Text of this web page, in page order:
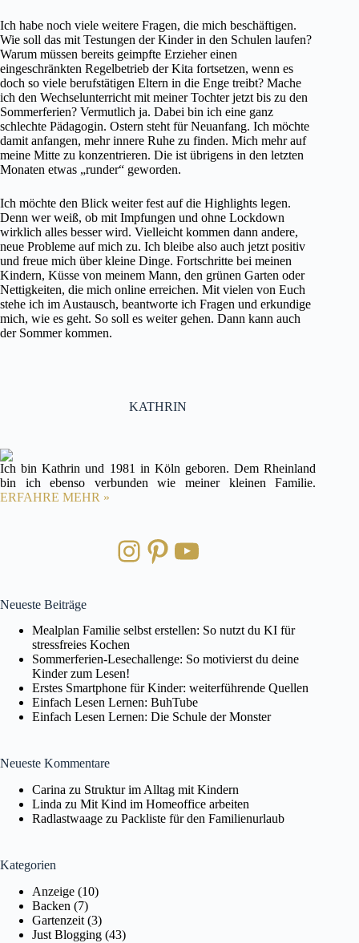
Ich habe noch viele weitere Fragen, die mich beschäftigen.
Wie soll das mit Testungen der Kinder in den Schulen laufen?
Warum müssen bereits geimpfte Erzieher einen
eingeschränkten Regelbetrieb der Kita fortsetzen, wenn es
doch so viele berufstätigen Eltern in die Enge treibt? Mache
ich den Wechselunterricht mit meiner Tochter jetzt bis zu den
Sommerferien? Vermutlich ja. Dabei bin ich eine ganz
schlechte Pädagogin. Ostern steht für Neuanfang. Ich möchte
damit anfangen, mehr innere Ruhe zu finden. Mich mehr auf
meine Mitte zu konzentrieren. Die ist übrigens in den letzten
Monaten etwas „runder“ geworden.
Ich möchte den Blick weiter fest auf die Highlights legen.
Denn wer weiß, ob mit Impfungen und ohne Lockdown
wirklich alles besser wird. Vielleicht kommen dann andere,
neue Probleme auf mich zu. Ich bleibe also auch jetzt positiv
und freue mich über kleine Dinge. Fortschritte bei meinen
Kindern, Küsse von meinem Mann, den grünen Garten oder
Nettigkeiten, die mich online erreichen. Mit vielen von Euch
stehe ich im Austausch, beantworte ich Fragen und erkundige
mich, wie es geht. So soll es weiter gehen. Dann kann auch
der Sommer kommen.
KATHRIN
Ich bin Kathrin und 1981 in Köln geboren. Dem Rheinland
bin ich ebenso verbunden wie meiner kleinen Familie.
ERFAHRE MEHR »
Instagram
Pinterest
YouTube
Neueste Beiträge
Mealplan Familie selbst erstellen: So nutzt du KI für
stressfreies Kochen
Sommerferien-Lesechallenge: So motivierst du deine
Kinder zum Lesen!
Erstes Smartphone für Kinder: weiterführende Quellen
Einfach Lesen Lernen: BuhTube
Einfach Lesen Lernen: Die Schule der Monster
Neueste Kommentare
Carina zu Struktur im Alltag mit Kindern
Linda zu Mit Kind im Homeoffice arbeiten
Radlastwaage zu Packliste für den Familienurlaub
Kategorien
Anzeige (10)
Backen (7)
Gartenzeit (3)
Just Blogging (43)